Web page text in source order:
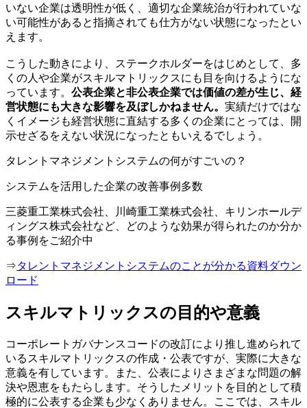
いない企業は透明性が低く、適切な企業統治が行われていな
い可能性があると指摘されても仕方がない状態になったとい
えます。
こうした動きにより、ステークホルダーをはじめとして、多
くの人や企業がスキルマトリックスにも目を向けるようにな
っています。 公表企業と非公表企業では価値の差が生じ、経
営状態にも大きな影響を及ぼしかねません。 実績だけではな
くイメージも経営状態に直結する多くの企業にとっては、開
示せざるをえない状況になったともいえるでしょう。
タレントマネジメントシステムの何がすごいの？
システムを活用した企業の改善事例多数
三菱重工業株式会社、川崎重工業株式会社、キリンホールデ
ィングス株式会社など、どのような効果が得られたのか分か
る事例をご紹介中
⇒タレントマネジメントシステムのことが分かる資料ダウン
ロード
スキルマトリックスの目的や意義
コーポレートガバナンスコードの改訂により推し進められて
いるスキルマトリックスの作成・公表ですが、実際に大きな
意義を有しています。また、公表によりさまざまな問題の解
決や恩恵をもたらします。そうしたメリットを目的として積
極的に公表する企業も少なくありません。ここでは、スキル